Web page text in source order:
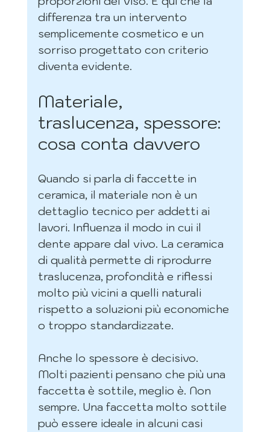
differenza tra un intervento
semplicemente cosmetico e un
sorriso progettato con criterio
diventa evidente.
Materiale,
traslucenza, spessore:
cosa conta davvero
Quando si parla di faccette in
ceramica, il materiale non è un
dettaglio tecnico per addetti ai
lavori. Influenza il modo in cui il
dente appare dal vivo. La ceramica
di qualità permette di riprodurre
traslucenza, profondità e riflessi
molto più vicini a quelli naturali
rispetto a soluzioni più economiche
o troppo standardizzate.
Anche lo spessore è decisivo.
Molti pazienti pensano che più una
faccetta è sottile, meglio è. Non
sempre. Una faccetta molto sottile
può essere ideale in alcuni casi